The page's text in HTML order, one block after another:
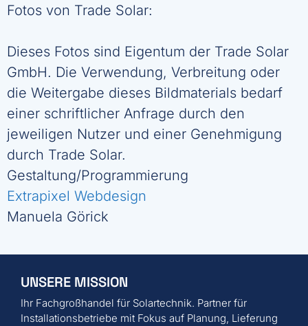
Fotos von Trade Solar:
Dieses Fotos sind Eigentum der Trade Solar
GmbH. Die Verwendung, Verbreitung oder
die Weitergabe dieses Bildmaterials bedarf
einer schriftlicher Anfrage durch den
jeweiligen Nutzer und einer Genehmigung
durch Trade Solar.
Gestaltung/Programmierung
Extrapixel Webdesign
Manuela Görick
UNSERE MISSION
Ihr Fachgroßhandel für Solartechnik. Partner für
Installationsbetriebe mit Fokus auf Planung, Lieferung